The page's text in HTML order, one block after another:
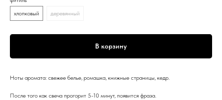
хлопковый
деревянный
В корзину
Ноты аромата: свежее белье, ромашка, книжные страницы, кедр.
После того как свеча прогорит 5-10 минут, появится фраза.